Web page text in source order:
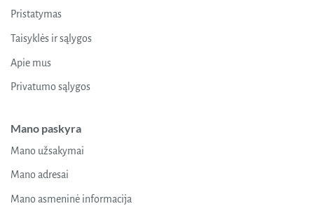
Pristatymas
Taisyklės ir sąlygos
Apie mus
Privatumo sąlygos
Mano paskyra
Mano užsakymai
Mano adresai
Mano asmeninė informacija